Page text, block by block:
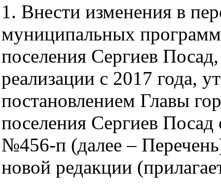
1. Внести изменения в
муниципальных программ
поселения Сергиев
реализации с 2017 года,
постановлением Главы
поселения Сергиев Посад
№456-п (далее –
новой редакции